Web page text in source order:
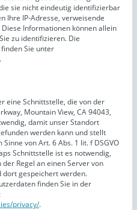
sie nicht eindeutig identifizierbar
Ihre IP-Adresse, verweisende
Informationen können allein
zu identifizieren. Die
Sie unter
.
eine Schnittstelle, die von der
Mountain View, CA 94043,
damit unser Standort
werden kann und stellt
von Art. 6 Abs. 1 lit. f DSGVO
Schnittstelle ist es notwendig,
Regel an einen Server von
dort gespeichert werden.
finden Sie in der
privacy/.